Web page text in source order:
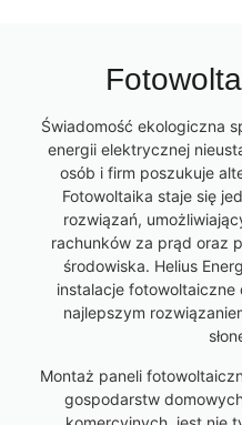
Świadomość ekologiczna
energii elektrycznej
osób i firm poszukuje
Fotowoltaika staje się
rozwiązań,
rachunków za prąd oraz
środowiska. Helius
instalacje fotowoltaiczne
najlepszym
Montaż paneli
gospodarstw